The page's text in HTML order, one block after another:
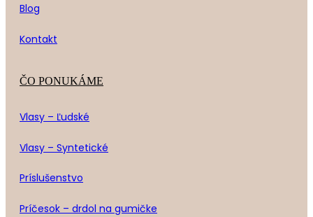
Blog
Kontakt
ČO PONUKÁME
Vlasy – Ľudské
Vlasy – Syntetické
Príslušenstvo
Príčesok – drdol na gumičke